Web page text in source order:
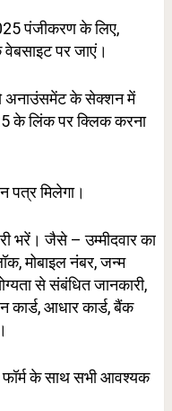
पंजीकरण के लिए,
पर जाएं।
अनाउंसमेंट के सेक्शन में
के लिंक पर क्लिक करना
पत्र मिलेगा।
भरें। जैसे – उम्मीदवार का
मोबाइल नंबर, जन्म
से संबंधित जानकारी,
कार्ड, आधार कार्ड, बैंक
फॉर्म के साथ सभी आवश्यक